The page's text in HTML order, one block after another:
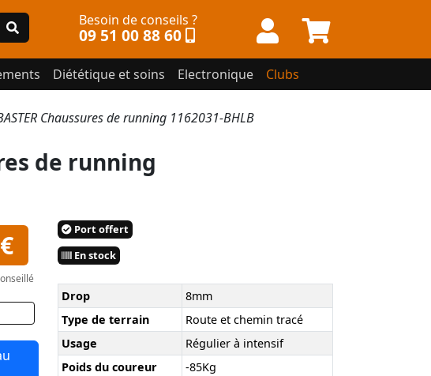
Besoin de conseils ?
09 51 00 88 60
Diététique et soins Electronique Clubs
Chaussures de running 1162031-BHLB
de running
Port offert
En stock
Drop
8mm
Type de terrain
Route et chemin tracé
Usage
Régulier à intensif
Poids du coureur
-85Kg